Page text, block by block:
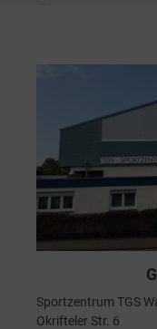
Sportzentrum TGS
Okrifteler Str. 6